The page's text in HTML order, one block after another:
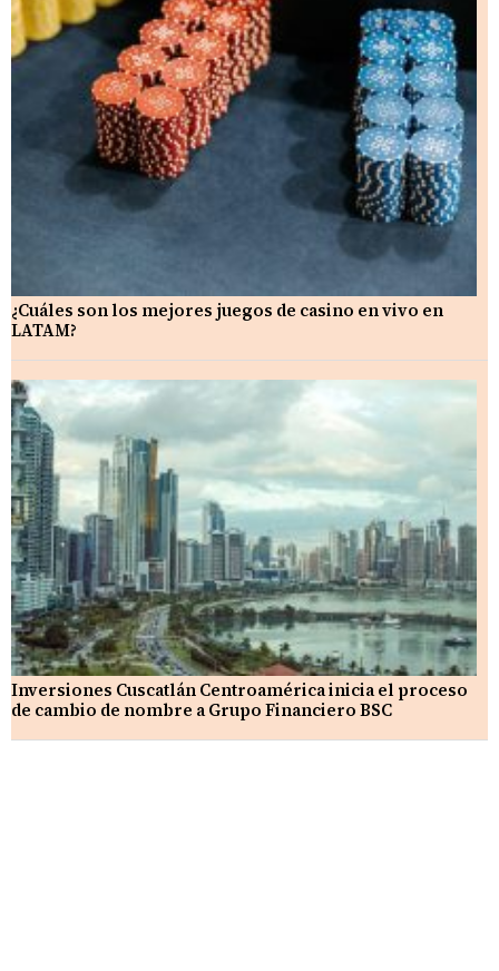
¿Cuáles son los mejores juegos de casino en vivo en
LATAM?
Inversiones Cuscatlán Centroamérica inicia el proceso
de cambio de nombre a Grupo Financiero BSC